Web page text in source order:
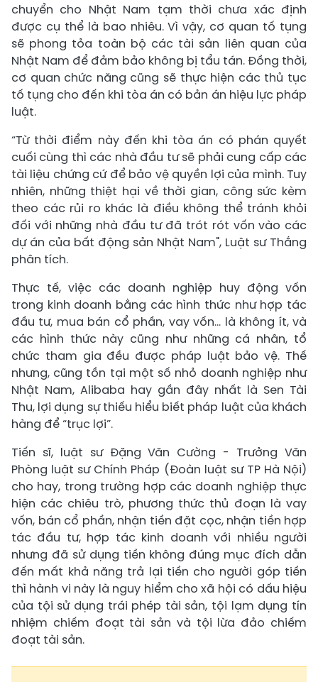
chuyển cho Nhật Nam tạm thời chưa xác định
được cụ thể là bao nhiêu. Vì vậy, cơ quan tố tụng
sẽ phong tỏa toàn bộ các tài sản liên quan của
Nhật Nam để đảm bảo không bị tẩu tán. Đồng thời,
cơ quan chức năng cũng sẽ thực hiện các thủ tục
tố tụng cho đến khi tòa án có bản án hiệu lực pháp
luật.
“Từ thời điểm này đến khi tòa án có phán quyết
cuối cùng thì các nhà đầu tư sẽ phải cung cấp các
tài liệu chứng cứ để bảo vệ quyền lợi của mình. Tuy
nhiên, những thiệt hại về thời gian, công sức kèm
theo các rủi ro khác là điều không thể tránh khỏi
đối với những nhà đầu tư đã trót rót vốn vào các
dự án của bất động sản Nhật Nam", Luật sư Thắng
phân tích.
Thực tế, việc các doanh nghiệp huy động vốn
trong kinh doanh bằng các hình thức như hợp tác
đầu tư, mua bán cổ phần, vay vốn… là không ít, và
các hình thức này cũng như những cá nhân, tổ
chức tham gia đều được pháp luật bảo vệ. Thế
nhưng, cũng tồn tại một số nhỏ doanh nghiệp như
Nhật Nam, Alibaba hay gần đây nhất là Sen Tài
Thu, lợi dụng sự thiếu hiểu biết pháp luật của khách
hàng để “trục lợi”.
Tiến sĩ, luật sư Đặng Văn Cường - Trưởng Văn
Phòng luật sư Chính Pháp (Đoàn luật sư TP Hà Nội)
cho hay, trong trường hợp các doanh nghiệp thực
hiện các chiêu trò, phương thức thủ đoạn là vay
vốn, bán cổ phần, nhận tiền đặt cọc, nhận tiền hợp
tác đầu tư, hợp tác kinh doanh với nhiều người
nhưng đã sử dụng tiền không đúng mục đích dẫn
đến mất khả năng trả lại tiền cho người góp tiền
thì hành vi này là nguy hiểm cho xã hội có dấu hiệu
của tội sử dụng trái phép tài sản, tội lạm dụng tín
nhiệm chiếm đoạt tài sản và tội lừa đảo chiếm
đoạt tài sản.